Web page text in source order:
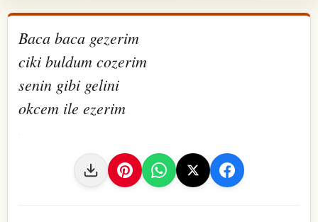
Baca baca gezerim
ciki buldum cozerim
senin gibi gelini
okcem ile ezerim